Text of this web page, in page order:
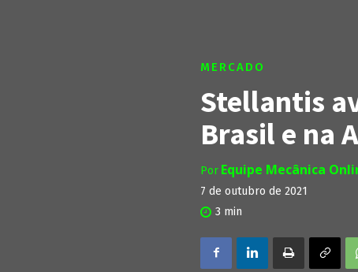
MERCADO
Stellantis
Brasil e na
Por Equipe Mecânica
7 de outubro de 2021
3 min